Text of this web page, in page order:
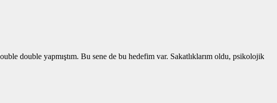
double yapmıştım. Bu sene de bu hedefim var. Sakatlıklarım oldu, psikolojik